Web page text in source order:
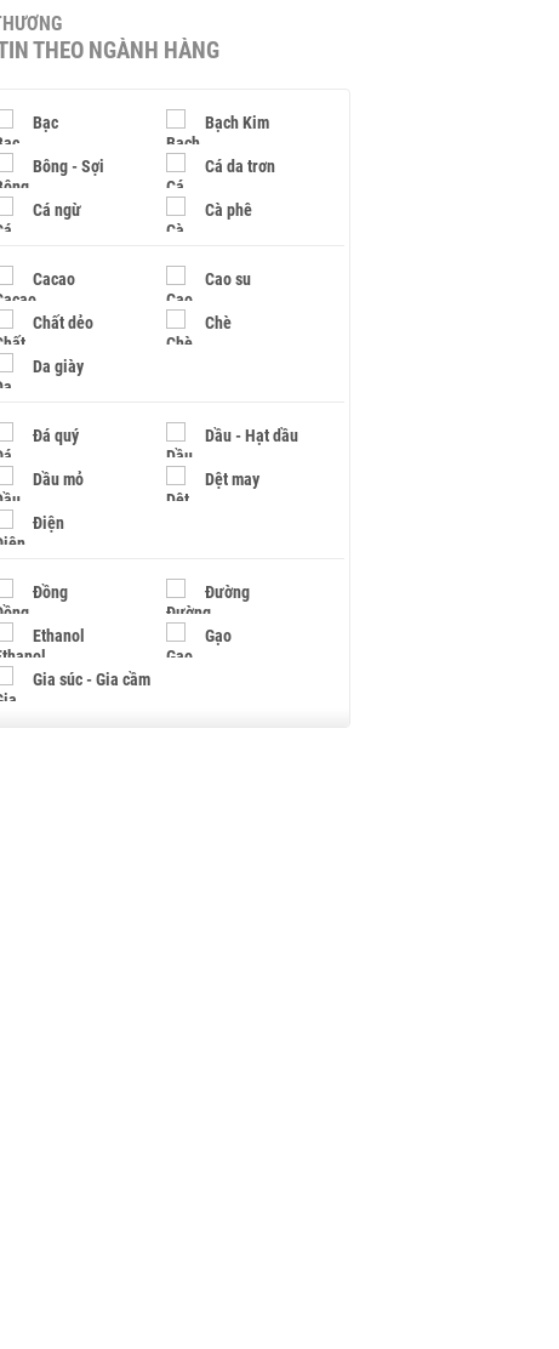
THEO NGÀNH HÀNG
Bạc Bạch Kim
Bông - Sợi Cá da trơn
Cá ngừ Cà phê
Cacao Cao su
Chất dẻo Chè
Da giày
Đá quý Dầu - Hạt dầu
Dầu mỏ Dệt may
Điện
Đồng Đường
Ethanol Gạo
Gia súc - Gia cầm